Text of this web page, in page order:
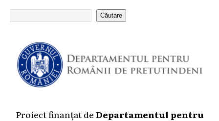
Căutare
Proiect finanțat deDepartamentul pentru